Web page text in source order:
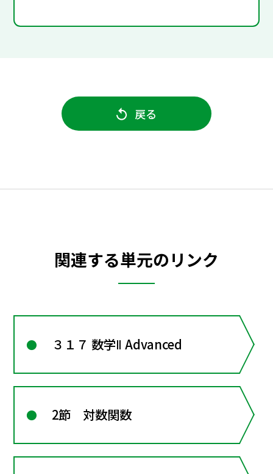
戻る
関連する単元のリンク
３１７ 数学Ⅱ Advanced
2節 対数関数